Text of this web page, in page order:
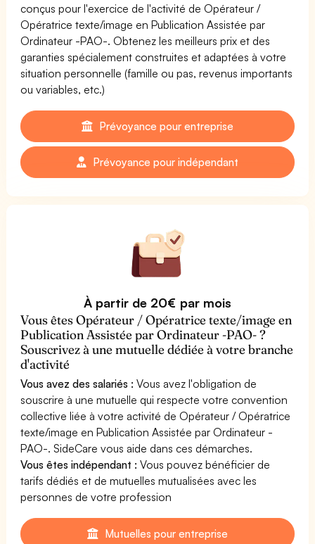
conçus pour l'exercice de l'activité de Opérateur /
Opératrice texte/image en Publication Assistée par
Ordinateur -PAO-. Obtenez les meilleurs prix et des
garanties spécialement construites et adaptées à votre
situation personnelle (famille ou pas, revenus importants
ou variables, etc.)
Prévoyance pour entreprise
Prévoyance pour indépendant
À partir de 20€ par mois
Vous êtes Opérateur / Opératrice texte/image en
Publication Assistée par Ordinateur -PAO- ?
Souscrivez à une mutuelle dédiée à votre branche
d'activité
Vous avez des salariés : Vous avez l'obligation de
souscrire à une mutuelle qui respecte votre convention
collective liée à votre activité de Opérateur / Opératrice
texte/image en Publication Assistée par Ordinateur -
PAO-. SideCare vous aide dans ces démarches.
Vous êtes indépendant : Vous pouvez bénéficier de
tarifs dédiés et de mutuelles mutualisées avec les
personnes de votre profession
Mutuelles pour entreprise